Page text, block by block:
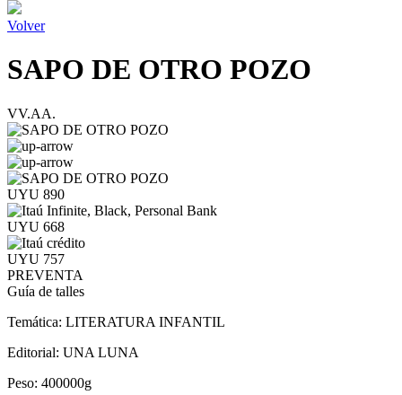
Volver
SAPO DE OTRO POZO
VV.AA.
UYU 890
UYU 668
UYU 757
PREVENTA
Guía de talles
Temática: LITERATURA INFANTIL
Editorial: UNA LUNA
Peso: 400000g